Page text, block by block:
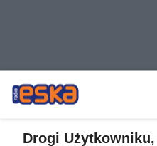
Drogi Użytkowniku,